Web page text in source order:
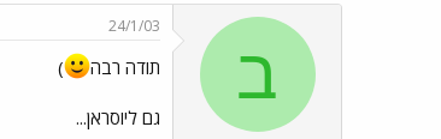
ב
24/1/03
תודה רבה )
גם ליוסראן...